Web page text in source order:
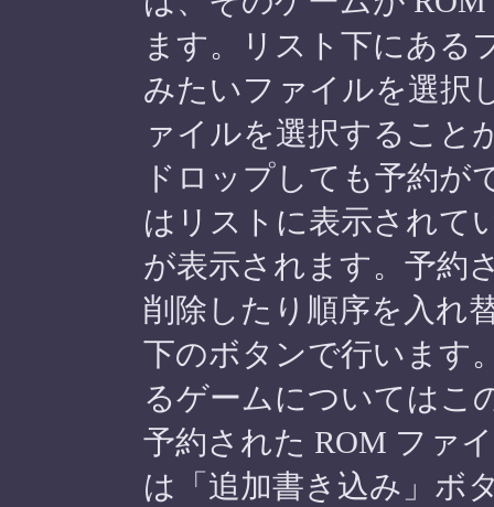
ます。リスト下にある
みたいファイルを選択
ァイルを選択すること
ドロップしても予約が
はリストに表示されて
が表示されます。予約
削除したり順序を入れ
下のボタンで行います
るゲームについてはこ
予約された ROM ファ
は「追加書き込み」ボ